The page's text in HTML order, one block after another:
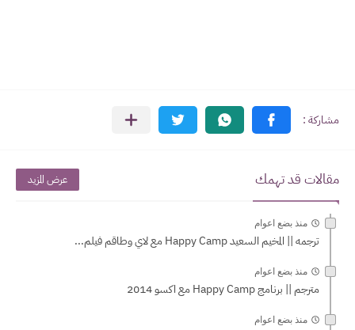
مقالات قد تهمك عرض المزيد
منذ بضع اعوام
ترجمه || المخيم السعيد Happy Camp مع لاي وطاقم فيلم...
منذ بضع اعوام
مترجم || برنامج Happy Camp مع اكسو 2014
منذ بضع اعوام